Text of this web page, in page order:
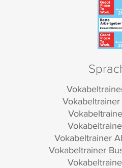
Vokabeltrainer
Vokabeltrainer